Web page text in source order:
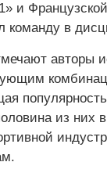
и
команду в
авторы
из них